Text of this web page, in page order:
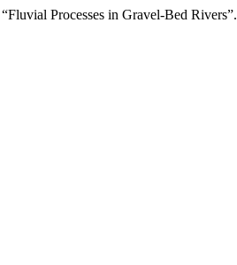
Processes in Gravel-Bed Rivers”.